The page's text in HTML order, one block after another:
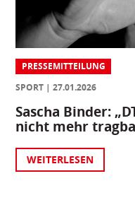
PRESSEMITTEILUNG
SPORT
27.01.2026
Sascha Binder:
nicht mehr
WEITERLESEN